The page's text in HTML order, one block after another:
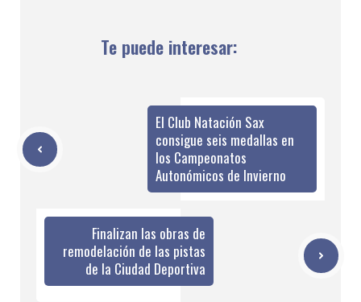
Te puede interesar:
El Club Natación Sax
consigue seis medallas en
los Campeonatos
Autonómicos de Invierno
Finalizan las obras de
remodelación de las pistas
de la Ciudad Deportiva